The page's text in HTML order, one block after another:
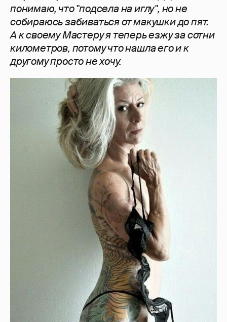
понимаю, что "подсела на иглу", но не
собираюсь забиваться от макушки до пят.
А к своему Мастеру я теперь езжу за сотни
километров, потому что нашла его и к
другому просто не хочу.